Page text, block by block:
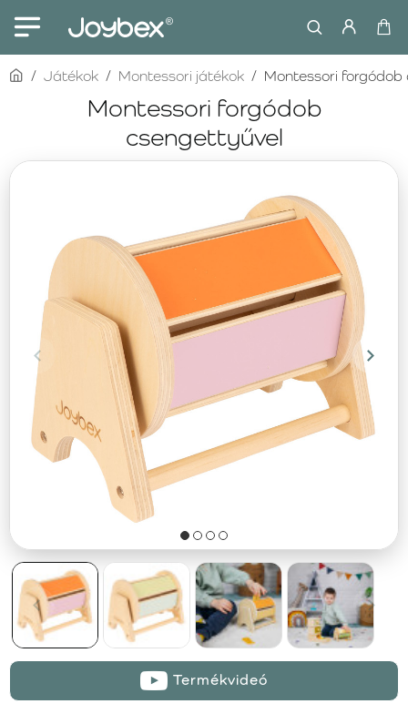
Montessori forgódob
csengettyűvel
homeJátékok Montessori játékok Montessori
Termékvideó